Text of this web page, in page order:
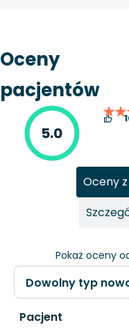
Oceny
pacjentów
5.0
Pokaż oceny
Oceny
Pacjent